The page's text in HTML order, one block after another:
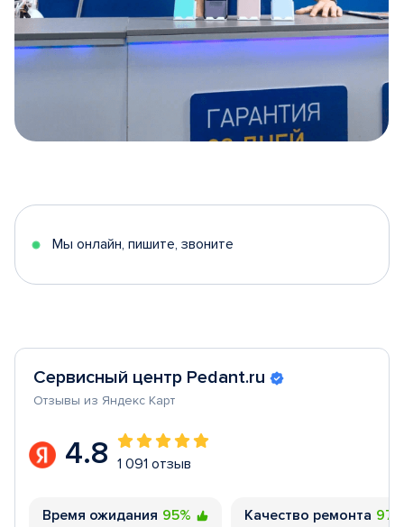
5
Мы онлайн, пишите, звоните
Сервисный центр Pedant.ru
Отзывы из Яндекс Карт
4.8 1 091 отзыв
Время ожидания 95% Качество ремонта